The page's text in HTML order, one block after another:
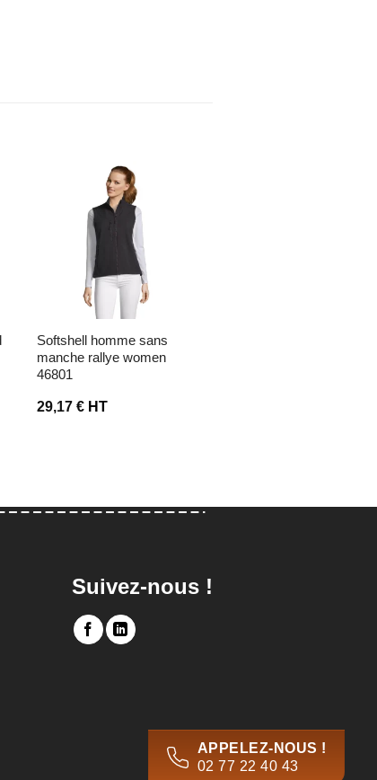
APPELEZ-NOUS !
02 77 22 40 43
Ajouter à la liste d’envies
softshell homme sans
manche rallye women
46801
29,17€ HT
Suivez-nous !